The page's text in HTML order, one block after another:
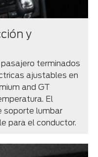
y
terminados
ajustables en
and GT
El
soporte lumbar
para el conductor.